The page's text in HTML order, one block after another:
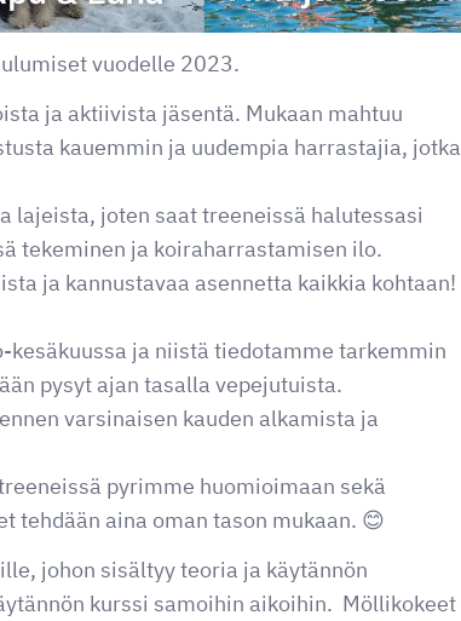
vuodelle 2023.
ja aktiivista jäsentä. Mukaan mahtuu
kauemmin ja uudempia harrastajia, jotka
lajeista, joten saat treeneissä halutessasi
tekeminen ja koiraharrastamisen ilo.
ja kannustavaa asennetta kaikkia kohtaan!
ja niistä tiedotamme tarkemmin
pysyt ajan tasalla vepejutuista.
varsinaisen kauden alkamista ja
pyrimme huomioimaan sekä
aina oman tason mukaan. 😊
johon sisältyy teoria ja käytännön
kurssi samoihin aikoihin. Möllikokeet